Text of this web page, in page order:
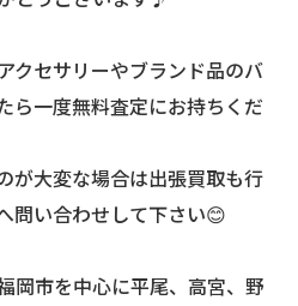
クセサリーやブランド品のバ
ら一度無料査定にお持ちくだ
が大変な場合は出張買取も行
問い合わせして下さい😊
市を中心に平尾、高宮、野